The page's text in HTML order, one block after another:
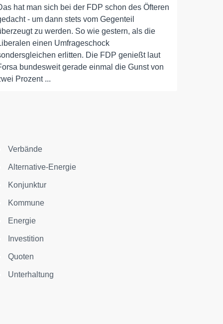
hat man sich bei der FDP schon des Öfteren
- um dann stets vom Gegenteil
zu werden. So wie gestern, als die
einen Umfrageschock
erlitten. Die FDP genießt laut
bundesweit gerade einmal die Gunst von
Prozent ...
Verbände
Alternative-Energie
Konjunktur
Kommune
Energie
Investition
Quoten
Unterhaltung